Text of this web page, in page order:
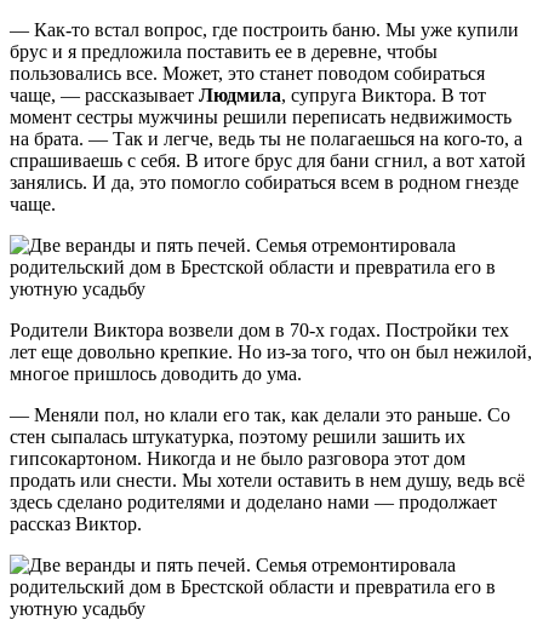
— Как-то встал вопрос, где построить баню. Мы уже купили
брус и я предложила поставить ее в деревне, чтобы
пользовались все. Может, это станет поводом собираться
чаще, — рассказывает Людмила, супруга Виктора. В тот
момент сестры мужчины решили переписать недвижимость
на брата. — Так и легче, ведь ты не полагаешься на кого-то, а
спрашиваешь с себя. В итоге брус для бани сгнил, а вот хатой
занялись. И да, это помогло собираться всем в родном гнезде
чаще.
Родители Виктора возвели дом в 70-х годах. Постройки тех
лет еще довольно крепкие. Но из-за того, что он был нежилой,
многое пришлось доводить до ума.
— Меняли пол, но клали его так, как делали это раньше. Со
стен сыпалась штукатурка, поэтому решили зашить их
гипсокартоном. Никогда и не было разговора этот дом
продать или снести. Мы хотели оставить в нем душу, ведь всё
здесь сделано родителями и доделано нами — продолжает
рассказ Виктор.